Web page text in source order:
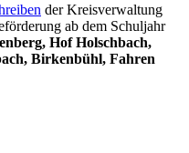
der Kreisverwaltung
ab dem Schuljahr
Hof Holschbach,
Birkenbühl, Fahren